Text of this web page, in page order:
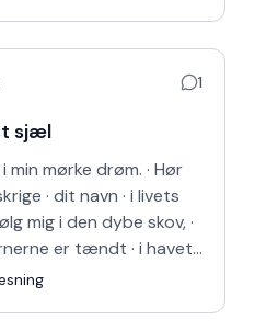
1
sjæl
mørke drøm. · Hør
· dit navn · i livets
mig i den dybe skov, ·
er tændt · i havets
· bundet til